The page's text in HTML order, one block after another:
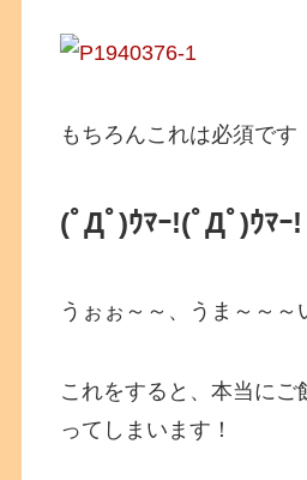
もちろんこれは必須です
(ﾟДﾟ)ｳﾏｰ!(ﾟДﾟ)ｳﾏｰ!
うぉぉ～～、うま～～～
これをすると、本当にご
ってしまいます！